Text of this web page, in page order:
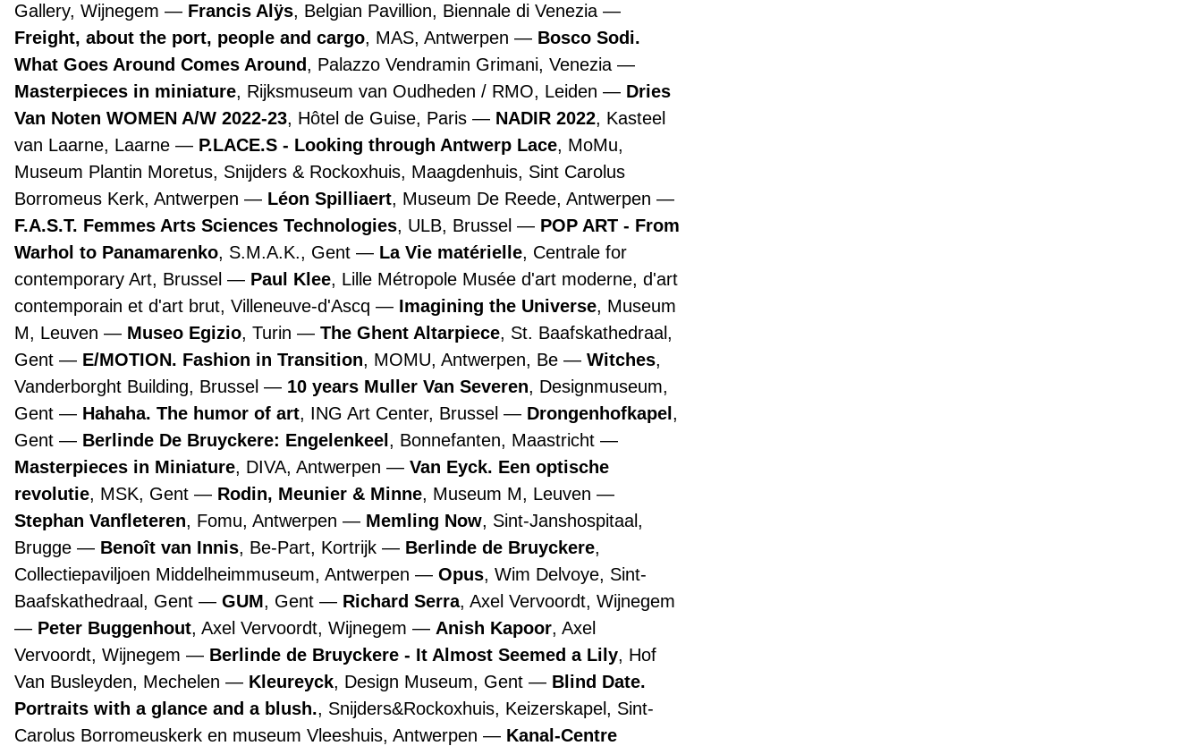
Gallery, Wijnegem
Francis Alÿs, Belgian Pavillion, Biennale di Venezia
Freight, about the port, people and cargo, MAS, Antwerpen
Bosco Sodi.
What Goes Around Comes Around, Palazzo Vendramin Grimani, Venezia
Masterpieces in miniature, Rijksmuseum van Oudheden / RMO, Leiden
Dries
Van Noten WOMEN A/W 2022-23, Hôtel de Guise, Paris NADIR 2022, Kasteel
van Laarne, Laarne
P.LACE.S - Looking through Antwerp Lace, MoMu,
Museum Plantin Moretus, Snijders & Rockoxhuis, Maagdenhuis, Sint Carolus
Borromeus Kerk, Antwerpen
Léon Spilliaert, Museum De Reede, Antwerpen
F.A.S.T. Femmes Arts Sciences Technologies, ULB, Brussel
POP ART - From
Warhol to Panamarenko, S.M.A.K., Gent La Vie matérielle, Centrale for
contemporary Art, Brussel
Paul Klee, Lille Métropole Musée d'art moderne, d'art
contemporain et d'art brut, Villeneuve-d'Ascq
Imagining the Universe, Museum
M, Leuven
Museo Egizio, Turin The Ghent Altarpiece, St. Baafskathedraal,
Gent
E/MOTION. Fashion in Transition, MOMU, Antwerpen, Be Witches,
Vanderborght Building, Brussel
10 years Muller Van Severen, Designmuseum,
Gent
Hahaha. The humor of art, ING Art Center, Brussel Drongenhofkapel ,
Gent
Berlinde De Bruyckere: Engelenkeel , Bonnefanten, Maastricht
Masterpieces in Miniature, DIVA, Antwerpen
Van Eyck. Een optische
revolutie, MSK, Gent Rodin, Meunier & Minne, Museum M, Leuven
Stephan Vanfleteren, Fomu, Antwerpen Memling Now, Sint-Janshospitaal,
Brugge
Benoît van Innis, Be-Part, Kortrijk Berlinde de Bruyckere,
Collectiepaviljoen Middelheimmuseum, Antwerpen
Opus, Wim Delvoye, Sint-
Baafskathedraal, Gent
GUM, Gent Richard Serra, Axel Vervoordt, Wijnegem
Peter Buggenhout, Axel Vervoordt, Wijnegem Anish Kapoor, Axel
Vervoordt, Wijnegem
Berlinde de Bruyckere - It Almost Seemed a Lily, Hof
Van Busleyden, Mechelen
Kleureyck, Design Museum, Gent
Blind Date.
Portraits with a glance and a blush., Snijders&Rockoxhuis, Keizerskapel, Sint-
Carolus Borromeuskerk en museum Vleeshuis, Antwerpen
Kanal-Centre